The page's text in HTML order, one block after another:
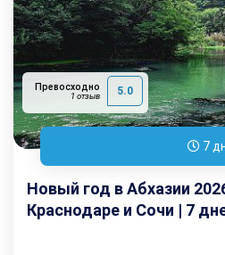
Превосходно
1 отзыв 5.0
7
Новый год в Абхазии
Краснодаре и Сочи | 7